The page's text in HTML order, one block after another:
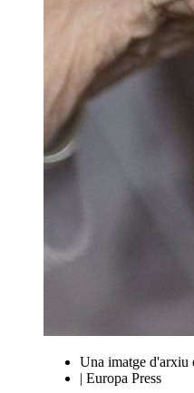
Una imatge d'arxiu
| Europa Press